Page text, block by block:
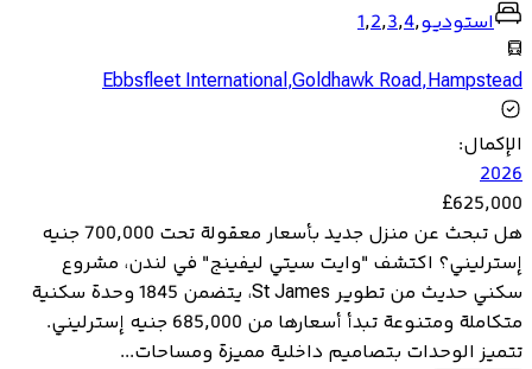
استوديو,
1,2,3,4
Ebbsfleet International,Goldhawk Road,Hampstead
الإكمال:
2026
£625,000
هل تبحث عن منزل جديد بأسعار معقولة تحت 700,000 جنيه
إسترليني؟ اكتشف "وايت سيتي ليفينج" في لندن، مشروع
سكني حديث من تطوير St James، يتضمن 1845 وحدة سكنية
متكاملة ومتنوعة تبدأ أسعارها من 685,000 جنيه إسترليني.
تتميز الوحدات بتصاميم داخلية مميزة ومساحات...